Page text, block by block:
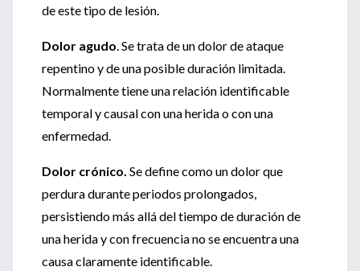
de este tipo de lesión.
Dolor agudo. Se trata de un dolor de ataque
repentino y de una posible duración limitada.
Normalmente tiene una relación identificable
temporal y causal con una herida o con una
enfermedad.
Dolor crónico. Se define como un dolor que
perdura durante periodos prolongados,
persistiendo más allá del tiempo de duración de
una herida y con frecuencia no se encuentra una
causa claramente identificable.